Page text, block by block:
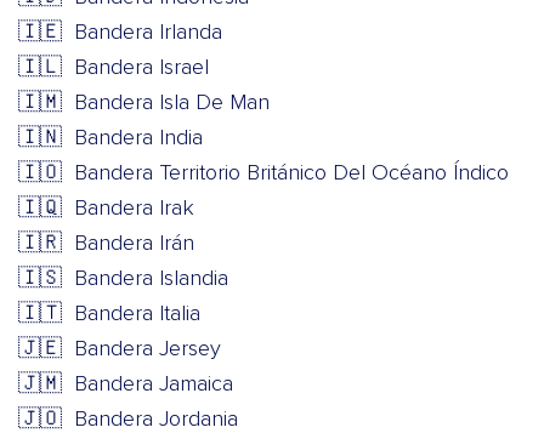
🇮🇪 Bandera Irlanda
🇮🇱 Bandera Israel
🇮🇲 Bandera Isla De Man
🇮🇳 Bandera India
🇮🇴 Bandera Territorio Británico Del Océano Índico
🇮🇶 Bandera Irak
🇮🇷 Bandera Irán
🇮🇸 Bandera Islandia
🇮🇹 Bandera Italia
🇯🇪 Bandera Jersey
🇯🇲 Bandera Jamaica
🇯🇴 Bandera Jordania